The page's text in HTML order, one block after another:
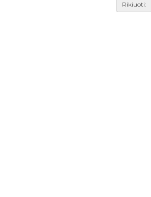
Rikiuoti: